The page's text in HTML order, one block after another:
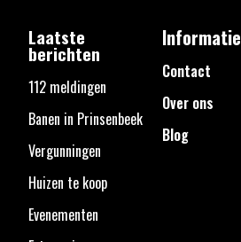
Laatste
berichten
112 meldingen
Banen in Prinsenbeek
Vergunningen
Huizen te koop
Evenementen
Informatie
Contact
Over ons
Blog